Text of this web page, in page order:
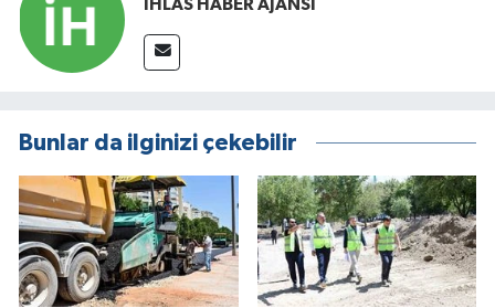
İHLAS HABER AJANSI
Bunlar da ilginizi çekebilir